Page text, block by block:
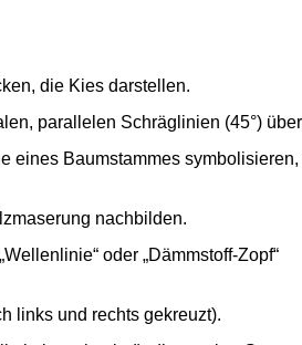
die Kies darstellen.
parallelen Schräglinien (45°)
eines Baumstammes symbolisieren,
nachbilden.
oder „Dämmstoff-Zopf“
links und rechts gekreuzt).